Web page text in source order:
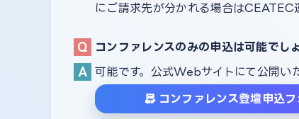
にご請求先が分かれる場合はCEATEC
コンファレンスのみの申込は可能でし
可能です。公式Webサイトにて公開い
コンファレンス登壇申込フ